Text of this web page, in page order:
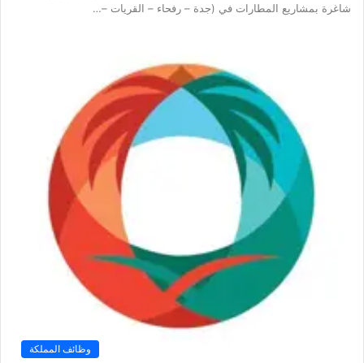
شاغرة بمشاريع المطارات في (جدة – رفحاء – القريات –…
وظائف المملكة